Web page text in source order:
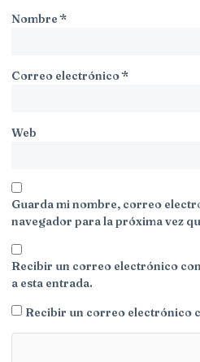
Nombre*
Correo electrónico*
Web
Guarda mi nombre, correo
navegador para la próxima vez
Recibir un correo electrónico
a esta entrada.
Recibir un correo electrónico